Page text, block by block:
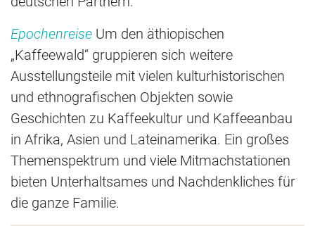
Epochenreise Um den äthiopischen
„Kaffeewald“ gruppieren sich weitere
Ausstellungsteile mit vielen kulturhistorischen
und ethnografischen Objekten sowie
Geschichten zu Kaffeekultur und Kaffeeanbau
in Afrika, Asien und Lateinamerika. Ein großes
Themenspektrum und viele Mitmachstationen
bieten Unterhaltsames und Nachdenkliches für
die ganze Familie.